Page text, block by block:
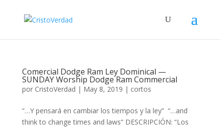
Comercial Dodge Ram Ley Dominical —
SUNDAY Worship Dodge Ram Commercial
por CristoVerdad | May 8, 2019 | cortos
“…Y pensará en cambiar los tiempos y la ley” “…and
think to change times and laws” DESCRIPCIÓN: “Los